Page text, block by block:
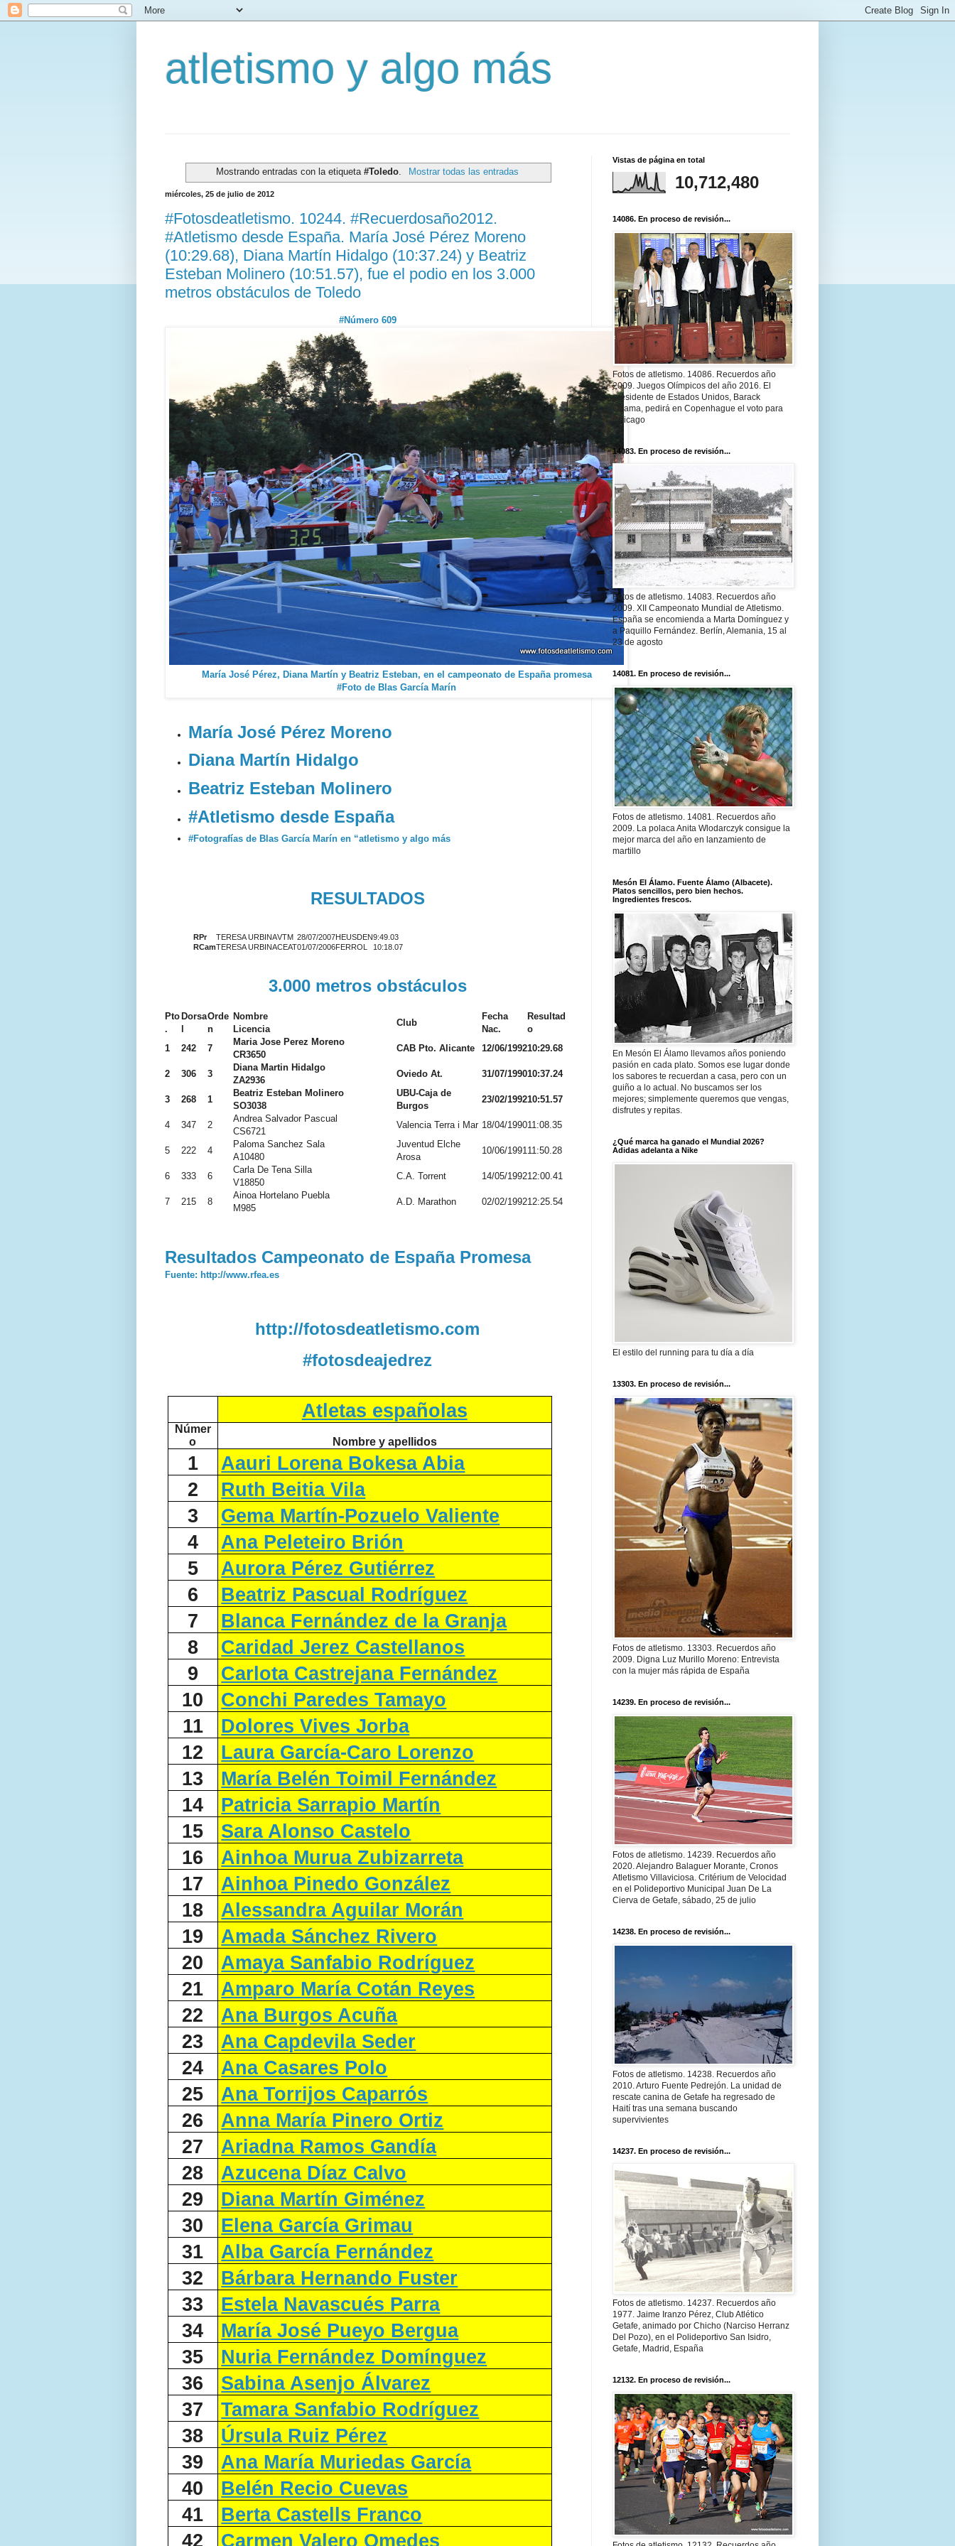
atletismo y algo más
Mostrando entradas con la etiqueta#Toledo Mostrar todas las entradas
miércoles, 25 de julio de 2012
#Fotosdeatletismo. 10244. #Recuerdosaño2012.
#Atletismo desde España. María José Pérez Moreno
(10:29.68), Diana Martín Hidalgo (10:37.24) y Beatriz
Esteban Molinero (10:51.57), fue el podio en los 3.000
metros obstáculos de Toledo
#Número 609
María José Pérez, Diana Martín y Beatriz Esteban, en el campeonato de España promesa
#Foto de Blas García Marín
María José Pérez Moreno
Diana Martín Hidalgo
Beatriz Esteban Molinero
#Atletismo desde España
#Fotografías de Blas García Marín en “atletismo y algo más
RESULTADOS
RPr TERESA URBINAVTM 28/07/2007HEUSDEN9:49.03
RCamTERESA URBINACEAT01/07/2006FERROL 10:18.07
3.000 metros obstáculos
Pto
.
DorsaOrde
n
Nombre
Licencia
Club
Fecha
Nac.
Resultad
o
1
242 7
Maria Jose Perez Moreno
CR3650
CAB Pto. Alicante 12/06/199210:29.68
2 306 3
Diana Martin Hidalgo
ZA2936
Oviedo At. 31/07/199010:37.24
3 268 1
Beatriz Esteban Molinero
SO3038
UBU-Caja de
Burgos
23/02/199210:51.57
4 347 2
Andrea Salvador Pascual
CS6721
Valencia Terra i Mar 18/04/199011:08.35
5 222 4
Paloma Sanchez Sala
A10480
Juventud Elche
Arosa
10/06/199111:50.28
6 333 6
Carla De Tena Silla
V18850
C.A. Torrent 14/05/199212:00.41
7 215 8
Ainoa Hortelano Puebla
M985
A.D. Marathon 02/02/199212:25.54
Resultados Campeonato de España Promesa
Fuente: http://www.rfea.es
http://fotosdeatletismo.com
#fotosdeajedrez
Atletas españolas
Númer
o
Nombre y apellidos
1
Aauri Lorena Bokesa Abia
2
Ruth Beitia Vila
3
Gema Martín-Pozuelo Valiente
4
Ana Peleteiro Brión
5
Aurora Pérez Gutiérrez
6
Beatriz Pascual Rodríguez
7
Blanca Fernández de la Granja
8
Caridad Jerez Castellanos
9
Carlota Castrejana Fernández
10
Conchi Paredes Tamayo
11
Dolores Vives Jorba
12
Laura García-Caro Lorenzo
13
María Belén Toimil Fernández
14
Patricia Sarrapio Martín
15
Sara Alonso Castelo
16
Ainhoa Murua Zubizarreta
17
Ainhoa Pinedo González
18
Alessandra Aguilar Morán
19
Amada Sánchez Rivero
20
Amaya Sanfabio Rodríguez
21
Amparo María Cotán Reyes
22
Ana Burgos Acuña
23
Ana Capdevila Seder
24
Ana Casares Polo
25
Ana Torrijos Caparrós
26
Anna María Pinero Ortiz
27
Ariadna Ramos Gandía
28
Azucena Díaz Calvo
29
Diana Martín Giménez
30
Elena García Grimau
31
Alba García Fernández
32
Bárbara Hernando Fuster
33
Estela Navascués Parra
34
María José Pueyo Bergua
35
Nuria Fernández Domínguez
36
Sabina Asenjo Álvarez
37
Tamara Sanfabio Rodríguez
38
Úrsula Ruiz Pérez
39
Ana María Muriedas García
40
Belén Recio Cuevas
41
Berta Castells Franco
42
Carmen Valero Omedes
Vistas de página en total
10,712,480
14086. En proceso de revisión...
Fotos de atletismo. 14086. Recuerdos año
2009. Juegos Olímpicos del año 2016. El
presidente de Estados Unidos, Barack
Obama, pedirá en Copenhague el voto para
Chicago
14083. En proceso de revisión...
Fotos de atletismo. 14083. Recuerdos año
2009. XII Campeonato Mundial de Atletismo.
España se encomienda a Marta Domínguez y
a Paquillo Fernández. Berlín, Alemania, 15 al
23 de agosto
14081. En proceso de revisión...
Fotos de atletismo. 14081. Recuerdos año
2009. La polaca Anita Wlodarczyk consigue la
mejor marca del año en lanzamiento de
martillo
Mesón El Álamo. Fuente Álamo (Albacete).
Platos sencillos, pero bien hechos.
Ingredientes frescos.
En Mesón El Álamo llevamos años poniendo
pasión en cada plato. Somos ese lugar donde
los sabores te recuerdan a casa, pero con un
guiño a lo actual. No buscamos ser los
mejores; simplemente queremos que vengas,
disfrutes y repitas.
¿Qué marca ha ganado el Mundial 2026?
Adidas adelanta a Nike
El estilo del running para tu día a día
13303. En proceso de revisión...
Fotos de atletismo. 13303. Recuerdos año
2009. Digna Luz Murillo Moreno: Entrevista
con la mujer más rápida de España
14239. En proceso de revisión...
Fotos de atletismo. 14239. Recuerdos año
2020. Alejandro Balaguer Morante, Cronos
Atletismo Villaviciosa. Critérium de Velocidad
en el Polideportivo Municipal Juan De La
Cierva de Getafe, sábado, 25 de julio
14238. En proceso de revisión...
Fotos de atletismo. 14238. Recuerdos año
2010. Arturo Fuente Pedrejón. La unidad de
rescate canina de Getafe ha regresado de
Haití tras una semana buscando
supervivientes
14237. En proceso de revisión...
Fotos de atletismo. 14237. Recuerdos año
1977. Jaime Iranzo Pérez, Club Atlético
Getafe, animado por Chicho (Narciso Herranz
Del Pozo), en el Polideportivo San Isidro,
Getafe, Madrid, España
12132. En proceso de revisión...